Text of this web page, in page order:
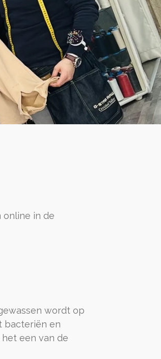
online in de
wordt op
bacteriën en
een van de